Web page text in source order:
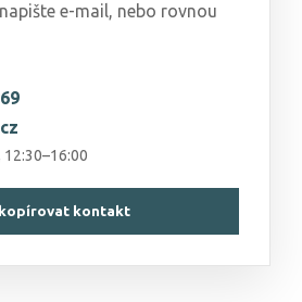
e-mail, nebo rovnou
12:30–16:00
kontakt